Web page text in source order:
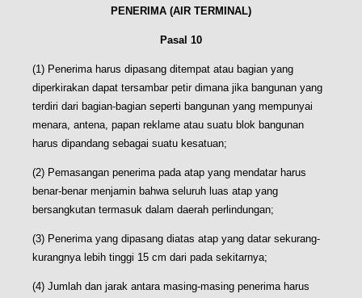
PENERIMA (AIR TERMINAL)
Pasal 10
(1) Penerima harus dipasang ditempat atau bagian yang
diperkirakan dapat tersambar petir dimana jika bangunan yang
terdiri dari bagian-bagian seperti bangunan yang mempunyai
menara, antena, papan reklame atau suatu blok bangunan
harus dipandang sebagai suatu kesatuan;
(2) Pemasangan penerima pada atap yang mendatar harus
benar-benar menjamin bahwa seluruh luas atap yang
bersangkutan termasuk dalam daerah perlindungan;
(3) Penerima yang dipasang diatas atap yang datar sekurang-
kurangnya lebih tinggi 15 cm dari pada sekitarnya;
(4) Jumlah dan jarak antara masing-masing penerima harus